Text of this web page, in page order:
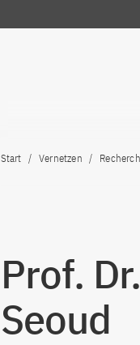
Start Vernetzen
Prof.
Seoud